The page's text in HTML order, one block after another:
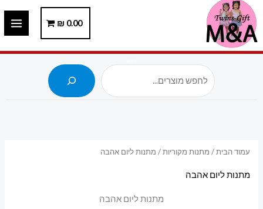
דילוג
לתוכן
0.00
₪
עמוד הבית/ מתנות מקוריות/ מתנות ליום אהבה
מתנות ליום אהבה
מתנות ליום אהבה